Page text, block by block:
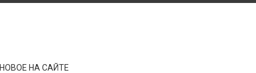
НОВОЕ НА САЙТЕ